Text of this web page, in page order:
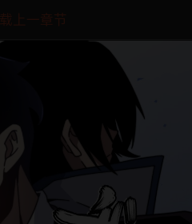
上一章节